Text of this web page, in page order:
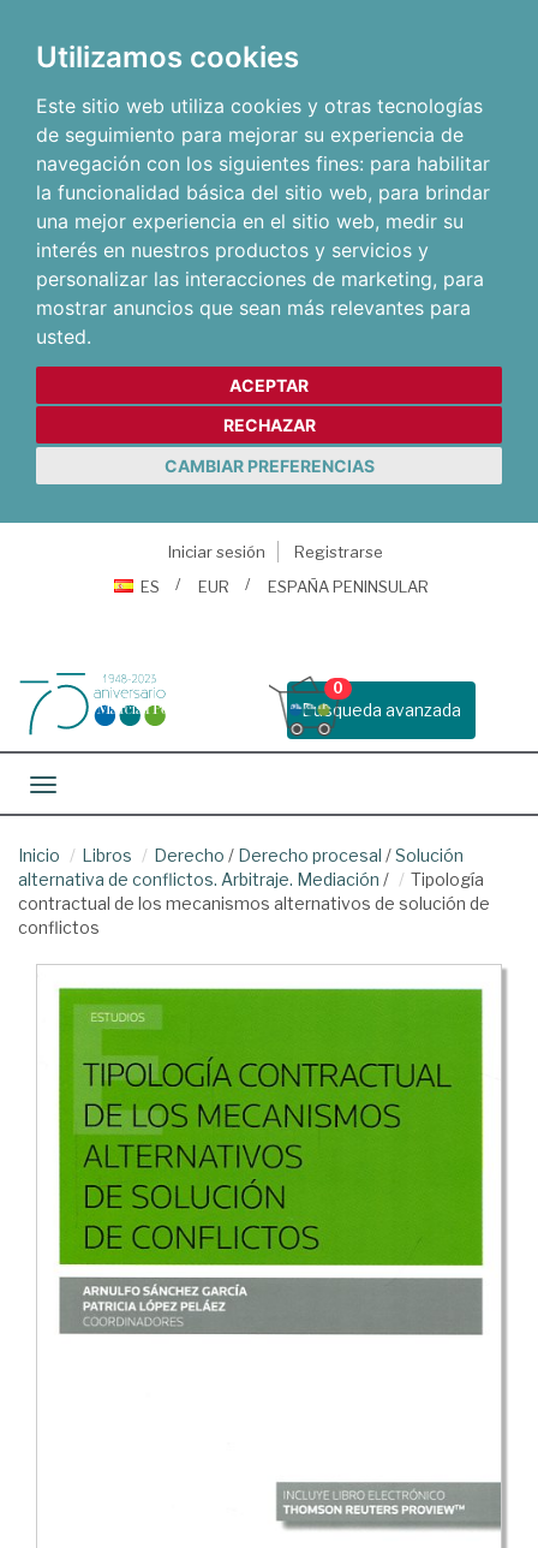
Utilizamos cookies
Este sitio web utiliza cookies y otras tecnologías
de seguimiento para mejorar su experiencia de
navegación con los siguientes fines: para habilitar
la funcionalidad básica del sitio web, para brindar
una mejor experiencia en el sitio web, medir su
interés en nuestros productos y servicios y
personalizar las interacciones de marketing, para
mostrar anuncios que sean más relevantes para
usted.
ACEPTAR
RECHAZAR
CAMBIAR PREFERENCIAS
Iniciar sesión
Registrarse
ES
EUR ESPAÑA PENINSULAR
Busqueda avanzada
0
Toggle navigation
Inicio Libros Derecho / Derecho procesal /Solución
alternativa de conflictos. Arbitraje. Mediación /
Tipología
contractual de los mecanismos alternativos de solución de
conflictos